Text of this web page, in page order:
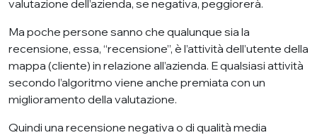
valutazione dell’azienda, se negativa, peggiorerà.
Ma poche persone sanno che qualunque sia la
recensione, essa, “recensione”, è l’attività dell’utente della
mappa (cliente) in relazione all’azienda. E qualsiasi attività
secondo l’algoritmo viene anche premiata con un
miglioramento della valutazione.
Quindi una recensione negativa o di qualità media